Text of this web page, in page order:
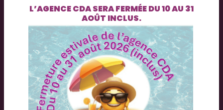
L’AGENCECDASERA FERMÉE DU10 AU 31
AOÛT INCLUS.
Adresse
2 Rue du Plessis, 71300 Montceau-les-Mines